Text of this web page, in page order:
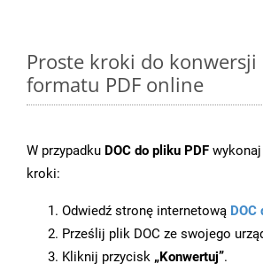
Proste kroki do konwersji
formatu PDF online
W przypadku DOC do pliku PDF
kroki:
Odwiedź stronę internetową DOC
Prześlij plik DOC ze swojego
Kliknij przycisk „Konwertuj”.